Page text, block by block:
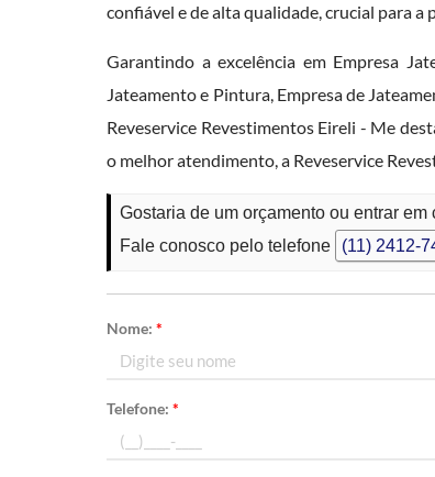
confiável e de alta qualidade, crucial para
Garantindo a excelência em Empresa
Jateamento e Pintura, Empresa de
Reveservice Revestimentos Eireli - Me
o melhor atendimento, a Reveservice
Gostaria de um orçamento ou entrar
Fale conosco pelo telefone
(11) 2412-
Nome:*
Telefone:*